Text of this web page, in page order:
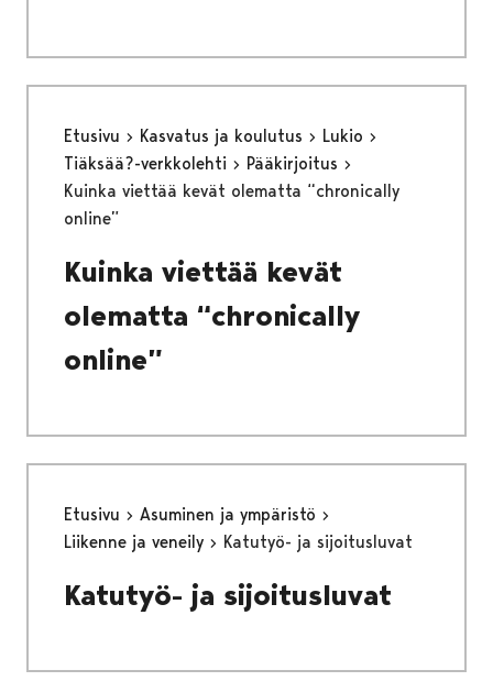
Etusivu Kasvatus ja koulutus
Lukio
Tiäksää?-verkkolehti
Pääkirjoitus
Kuinka viettää kevät olematta “chronically
online”
Kuinka viettää kevät
olematta “chronically
online”
Etusivu
Asuminen ja ympäristö
Liikenne ja veneily
Katutyö- ja sijoitusluvat
Katutyö- ja sijoitusluvat